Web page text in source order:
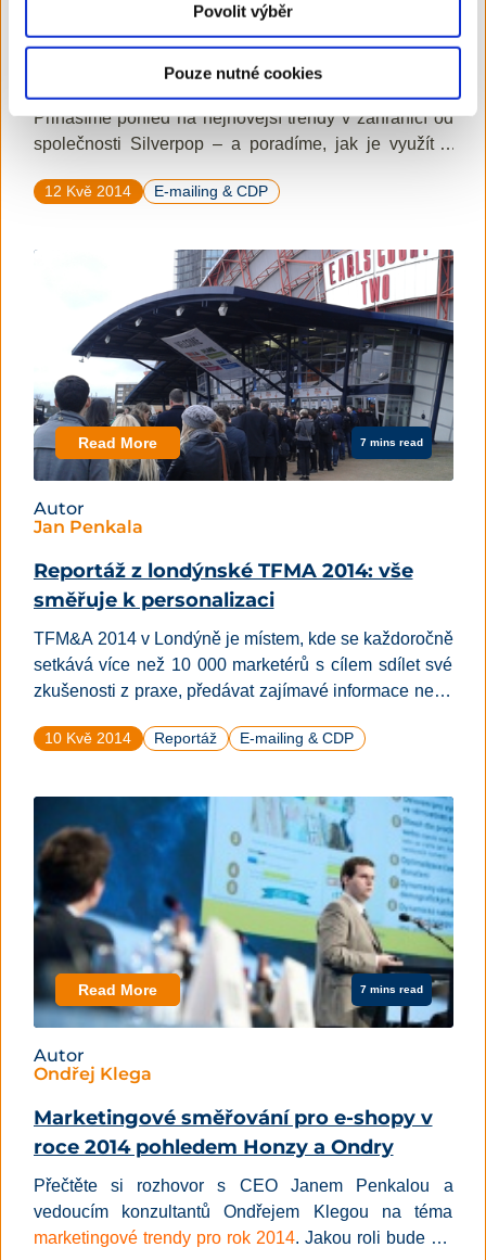
Povolit výběr
Pouze nutné cookies
7 klíčových marketingových trendů 2014
od Silverpop. Jaký dopad mají v ČR?
Přinášíme pohled na nejnovější trendy v zahraničí od
společnosti Silverpop – a poradíme, jak je využít u
12 Kvě 2014 E-mailing & CDP
Read More 7 mins read
Autor
Jan Penkala
Reportáž z londýnské TFMA 2014: vše
směřuje k personalizaci
TFM&A 2014 v Londýně je místem, kde se každoročně
setkává více než 10 000 marketérů s cílem sdílet své
zkušenosti z praxe, předávat zajímavé informace nebo
významnou událost: v průběhu 2 dnů se v celkem 4
dostalo ke slovu téměř dvě stě přednášejících z celého
světa. V jednom se vzácně shodli všichni:online
marketing se kategoricky mění a o všem rozhoduje
zákazník.
10 Kvě 2014 Reportáž E-mailing & CDP
Read More 7 mins read
Autor
Ondřej Klega
Marketingové směřování pro e-shopy v
roce 2014 pohledem Honzy a Ondry
Přečtěte si rozhovor s CEO Janem Penkalou a
vedoucím konzultantů Ondřejem Klegou na téma
marketingové trendy pro rok 2014. Jakou roli bude mít